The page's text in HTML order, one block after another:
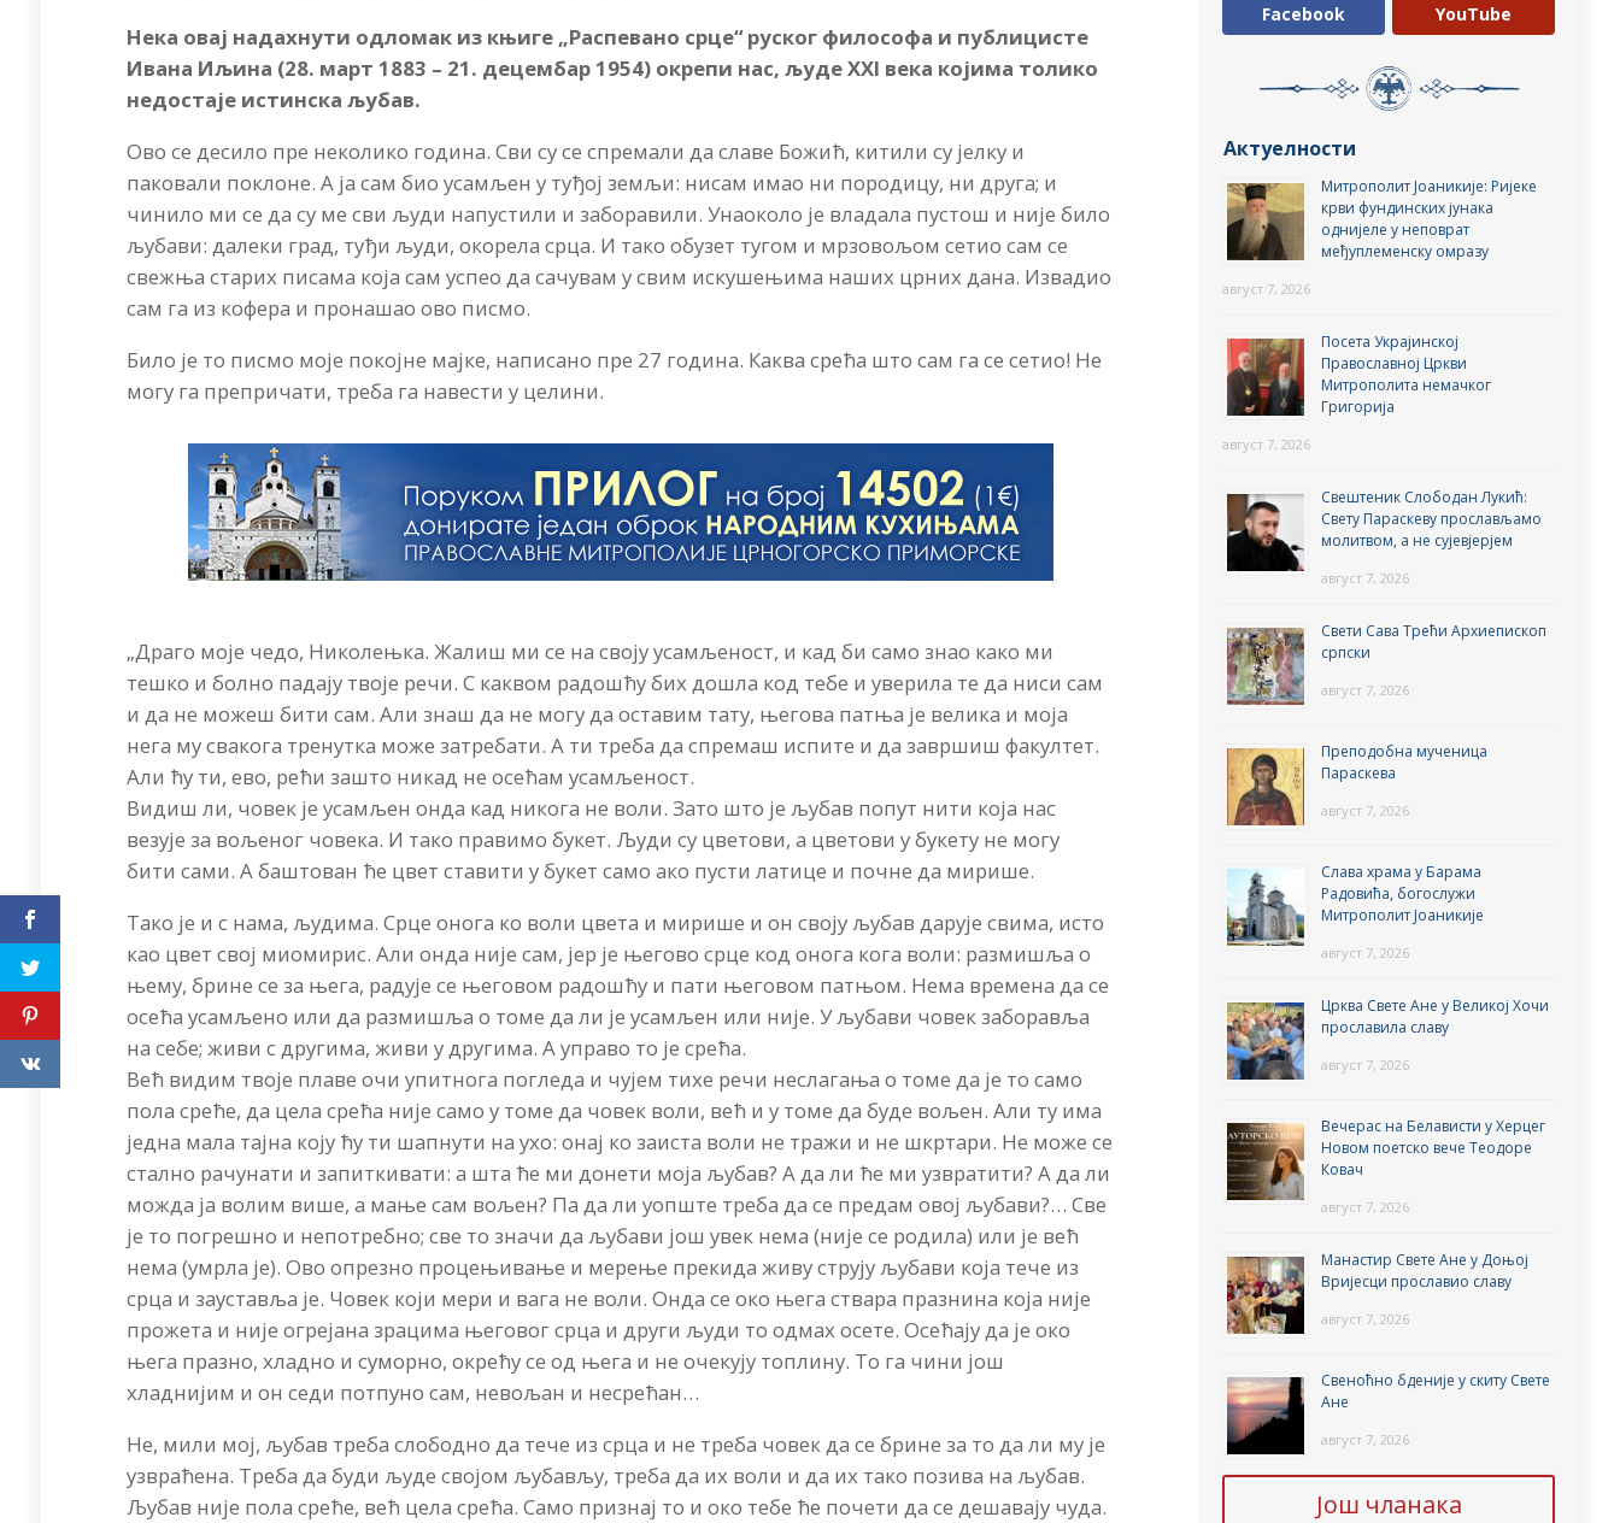
Нека овај надахнути одломак из књиге „Распевано срце“ руског философа и публицисте
Ивана Иљина (28. март 1883 – 21. децембар 1954) окрепи нас, људе XXI века којима толико
недостаје истинска љубав.
Ово се десило пре неколико година. Сви су се спремали да славе Божић, китили су јелку и
паковали поклоне. А ја сам био усамљен у туђој земљи: нисам имао ни породицу, ни друга; и
чинило ми се да су ме сви људи напустили и заборавили. Унаоколо је владала пустош и није било
љубави: далеки град, туђи људи, окорела срца. И тако обузет тугом и мрзовољом сетио сам се
свежња старих писама која сам успео да сачувам у свим искушењима наших црних дана. Извадио
сам га из кофера и пронашао ово писмо.
Било је то писмо моје покојне мајке, написано пре 27 година. Каква срећа што сам га се сетио! Не
могу га препричати, треба га навести у целини.
„Драго моје чедо, Николењка. Жалиш ми се на своју усамљеност, и кад би само знао како ми
тешко и болно падају твоје речи. С каквом радошћу бих дошла код тебе и уверила те да ниси сам
и да не можеш бити сам. Али знаш да не могу да оставим тату, његова патња је велика и моја
нега му свакога тренутка може затребати. А ти треба да спремаш испите и да завршиш факултет.
Али ћу ти, ево, рећи зашто никад не осећам усамљеност.
Видиш ли, човек је усамљен онда кад никога не воли. Зато што је љубав попут нити која нас
везује за вољеног човека. И тако правимо букет. Људи су цветови, а цветови у букету не могу
бити сами. А баштован ће цвет ставити у букет само ако пусти латице и почне да мирише.
Тако је и с нама, људима. Срце онога ко воли цвета и мирише и он своју љубав дарује свима, исто
као цвет свој миомирис. Али онда није сам, јер је његово срце код онога кога воли: размишља о
њему, брине се за њега, радује се његовом радошћу и пати његовом патњом. Нема времена да се
осећа усамљено или да размишља о томе да ли је усамљен или није. У љубави човек заборавља
на себе; живи с другима, живи у другима. А управо то је срећа.
Већ видим твоје плаве очи упитнога погледа и чујем тихе речи неслагања о томе да је то само
пола среће, да цела срећа није само у томе да човек воли, већ и у томе да буде вољен. Али ту има
једна мала тајна коју ћу ти шапнути на ухо: онај ко заиста воли не тражи и не шкртари. Не може се
стално рачунати и запиткивати: а шта ће ми донети моја љубав? А да ли ће ми узвратити? А да ли
можда ја волим више, а мање сам вољен? Па да ли уопште треба да се предам овој љубави?… Све
је то погрешно и непотребно; све то значи да љубави још увек нема (није се родила) или је већ
нема (умрла је). Ово опрезно процењивање и мерење прекида живу струју љубави која тече из
срца и зауставља је. Човек који мери и вага не воли. Онда се око њега ствара празнина која није
прожета и није огрејана зрацима његовог срца и други људи то одмах осете. Осећају да је око
њега празно, хладно и суморно, окрећу се од њега и не очекују топлину. То га чини још
хладнијим и он седи потпуно сам, невољан и несрећан…
Не, мили мој, љубав треба слободно да тече из срца и не треба човек да се брине за то да ли му је
узвраћена. Треба да буди људе својом љубављу, треба да их воли и да их тако позива на љубав.
Љубав није пола среће, већ цела срећа. Само признај то и око тебе ће почети да се дешавају чуда.
Facebook YouTube
Актуелности
Митрополит Јоаникије: Ријеке
крви фундинских јунака
однијеле у неповрат
међуплеменску омразу
август 7, 2026
Посета Украјинској
Православној Цркви
Митрополита немачког
Григорија
август 7, 2026
Свештеник Слободан Лукић:
Свету Параскеву прослављамо
молитвом, а не сујевјерјем
август 7, 2026
Свети Сава Трећи Архиепископ
српски
август 7, 2026
Преподобна мученица
Параскева
август 7, 2026
Слава храма у Барама
Радовића, богослужи
Митрополит Јоаникије
август 7, 2026
Црква Свете Ане у Великој Хочи
прославила славу
август 7, 2026
Вечерас на Белависти у Херцег
Новом поетско вече Теодоре
Ковач
август 7, 2026
Манастир Свете Ане у Доњој
Вријесци прославио славу
август 7, 2026
Свеноћно бденије у скиту Свете
Ане
август 7, 2026
Још чланака